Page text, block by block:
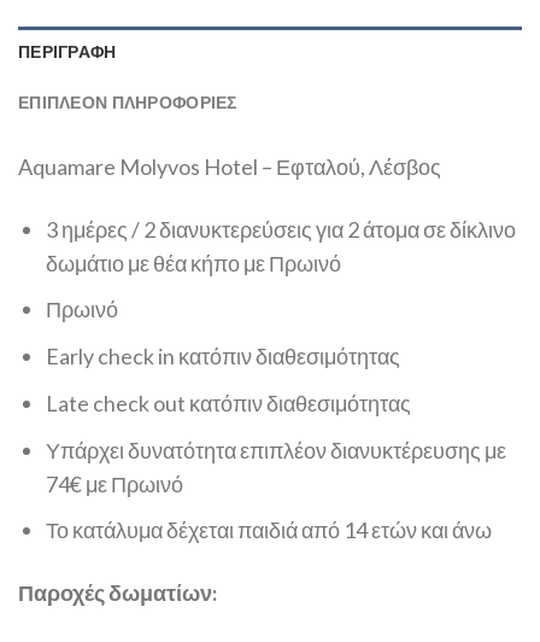
ΠΕΡΙΓΡΑΦΉ
ΕΠΙΠΛΈΟΝ ΠΛΗΡΟΦΟΡΊΕΣ
Aquamare Molyvos Hotel – Εφταλού, Λέσβος
3 ημέρες / 2 διανυκτερεύσεις για 2 άτομα σε δίκλινο
δωμάτιο με θέα κήπο με Πρωινό
Πρωινό
Early check in κατόπιν διαθεσιμότητας
Late check out κατόπιν διαθεσιμότητας
Υπάρχει δυνατότητα επιπλέον διανυκτέρευσης με
74€ με Πρωινό
Το κατάλυμα δέχεται παιδιά από 14 ετών και άνω
Παροχές δωματίων: